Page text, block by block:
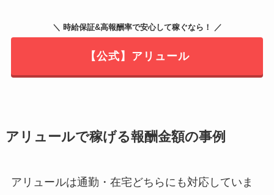
＼ 時給保証&高報酬率で安心して稼ぐなら！ ／
【公式】アリュール
アリュールで稼げる報酬金額の事例
アリュールは通勤・在宅どちらにも対応していま